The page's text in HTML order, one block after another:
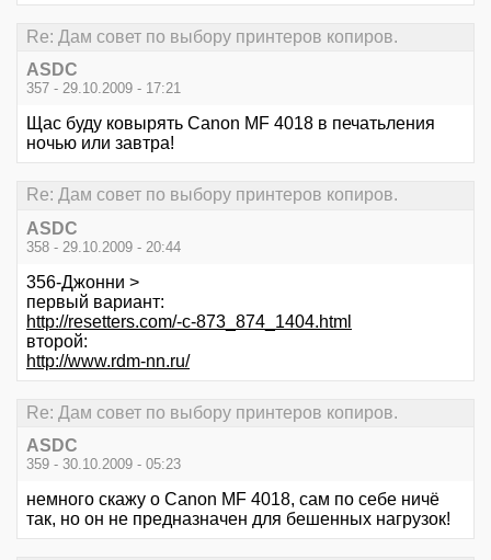
Re: Дам совет по выбору принтеров копиров.
ASDC
357 - 29.10.2009 - 17:21
Щас буду ковырять Canon MF 4018 в печатьления
ночью или завтра!
Re: Дам совет по выбору принтеров копиров.
ASDC
358 - 29.10.2009 - 20:44
356-Джонни >
первый вариант:
http://resetters.com/-c-873_874_1404.html
второй:
http://www.rdm-nn.ru/
Re: Дам совет по выбору принтеров копиров.
ASDC
359 - 30.10.2009 - 05:23
немного скажу о Canon MF 4018, сам по себе ничё
так, но он не предназначен для бешенных нагрузок!